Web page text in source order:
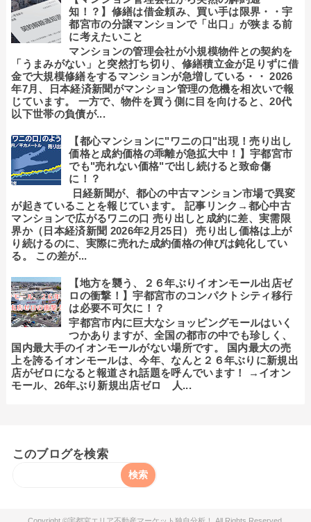
知！？】修繕は借金頼み、買い手は限界・・宇
都宮市の分譲マンションで「出口」が狭まる前
に考えたいこと
マンションの管理会社が小規模物件との契約を
「うまみがない」と突然打ち切り、修繕積立金が足りずに借
金で大規模修繕をするマンションが急増している・・ 2026
年7月、日本経済新聞がマンション管理の危機を相次いで報
じています。 一方で、物件を買う側に目を向けると、20代
以下世帯の負債が...
【都心マンションに"ワニの口"出現！売り出し
価格と成約価格の乖離が急拡大中！】宇都宮市
でも"売れない価格"で出し続けると致命傷
に！？
日経新聞が、都心の中古マンション市場で異変
が起きていることを報じています。 記事リンク→都心中古
マンションで広がるワニの口 売り出しと成約に差、実需限
界か（日本経済新聞 2026年2月25日） 売り出し価格は上が
り続けるのに、実際に売れた成約価格の伸びは鈍化してい
る。 この差が...
【地方を襲う、２６年ぶりイオンモール出店ゼ
ロの衝撃！】宇都宮市のコンパクトシティ移行
は必要不可欠に！？
宇都宮市内に巨大なショッピングモールはいく
つかありますが、全国の都市の中でも珍しく、
国内最大手のイオンモールがない場所です。 国内最大の売
上を誇るイオンモールは、今年、なんと２６年ぶりに新規出
店がゼロになると報道され話題を呼んでいます！ →イオン
モール、26年ぶり新規出店ゼロ 人...
このブログを検索